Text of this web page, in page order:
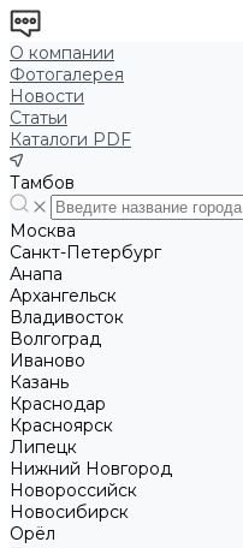
О компании
Фотогалерея
Новости
Статьи
Каталоги PDF
Тамбов
Москва
Санкт-Петербург
Анапа
Архангельск
Владивосток
Волгоград
Иваново
Казань
Краснодар
Красноярск
Липецк
Нижний Новгород
Новороссийск
Новосибирск
Орёл